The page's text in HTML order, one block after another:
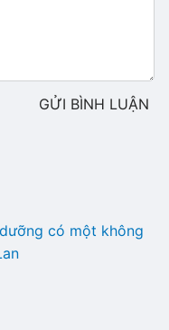
GỬI BÌNH LUẬN
có một không